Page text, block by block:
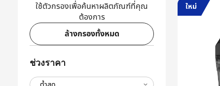
ใช้ตัวกรองเพื่อค้นหาผลิตภัณฑ์ที่คุณ
ต้องการ
ล้างกรองทั้งหมด
ช่วงราคา
ใหม่